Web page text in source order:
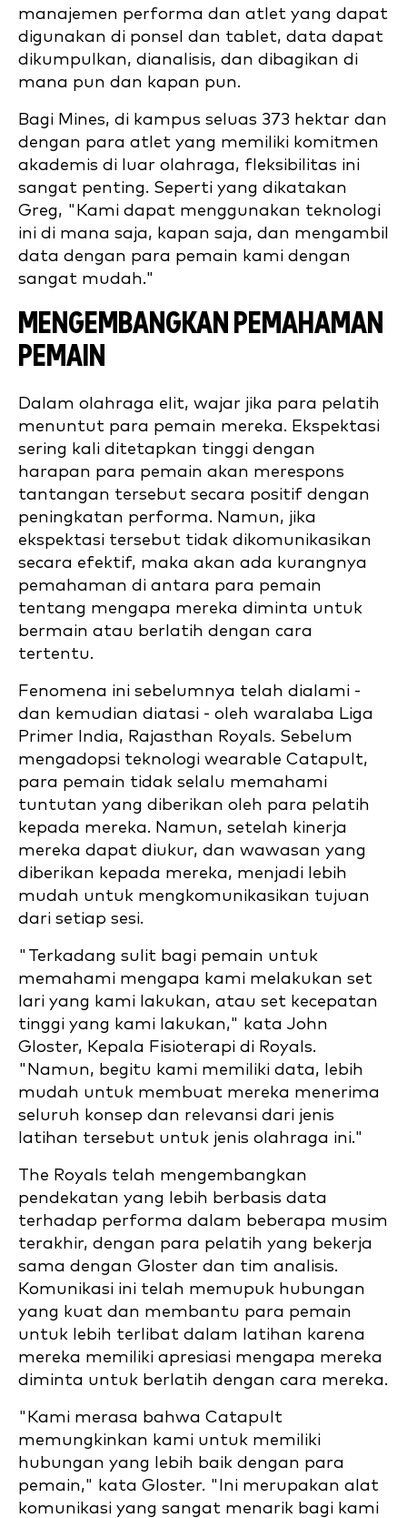
manajemen performa dan atlet yang dapat
digunakan di ponsel dan tablet, data dapat
dikumpulkan, dianalisis, dan dibagikan di
mana pun dan kapan pun.
Bagi Mines, di kampus seluas 373 hektar dan
dengan para atlet yang memiliki komitmen
akademis di luar olahraga, fleksibilitas ini
sangat penting. Seperti yang dikatakan
Greg, "Kami dapat menggunakan teknologi
ini di mana saja, kapan saja, dan mengambil
data dengan para pemain kami dengan
sangat mudah."
MENGEMBANGKAN PEMAHAMAN
PEMAIN
Dalam olahraga elit, wajar jika para pelatih
menuntut para pemain mereka. Ekspektasi
sering kali ditetapkan tinggi dengan
harapan para pemain akan merespons
tantangan tersebut secara positif dengan
peningkatan performa. Namun, jika
ekspektasi tersebut tidak dikomunikasikan
secara efektif, maka akan ada kurangnya
pemahaman di antara para pemain
tentang mengapa mereka diminta untuk
bermain atau berlatih dengan cara
tertentu.
Fenomena ini sebelumnya telah dialami -
dan kemudian diatasi - oleh waralaba Liga
Primer India, Rajasthan Royals. Sebelum
mengadopsi teknologi wearable Catapult,
para pemain tidak selalu memahami
tuntutan yang diberikan oleh para pelatih
kepada mereka. Namun, setelah kinerja
mereka dapat diukur, dan wawasan yang
diberikan kepada mereka, menjadi lebih
mudah untuk mengkomunikasikan tujuan
dari setiap sesi.
"Terkadang sulit bagi pemain untuk
memahami mengapa kami melakukan set
lari yang kami lakukan, atau set kecepatan
tinggi yang kami lakukan," kata John
Gloster, Kepala Fisioterapi di Royals.
"Namun, begitu kami memiliki data, lebih
mudah untuk membuat mereka menerima
seluruh konsep dan relevansi dari jenis
latihan tersebut untuk jenis olahraga ini."
The Royals telah mengembangkan
pendekatan yang lebih berbasis data
terhadap performa dalam beberapa musim
terakhir, dengan para pelatih yang bekerja
sama dengan Gloster dan tim analisis.
Komunikasi ini telah memupuk hubungan
yang kuat dan membantu para pemain
untuk lebih terlibat dalam latihan karena
mereka memiliki apresiasi mengapa mereka
diminta untuk berlatih dengan cara mereka.
"Kami merasa bahwa Catapult
memungkinkan kami untuk memiliki
hubungan yang lebih baik dengan para
pemain," kata Gloster. "Ini merupakan alat
komunikasi yang sangat menarik bagi kami